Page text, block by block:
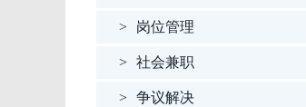
> 岗位管理
> 社会兼职
> 争议解决